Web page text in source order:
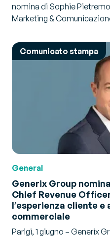
nomina di Sophie
Marketing &
Comunicato stampa
General
Generix Group
Chief Revenue
l’esperienza cliente
commerciale
Parigi, 1 giugno – Generix